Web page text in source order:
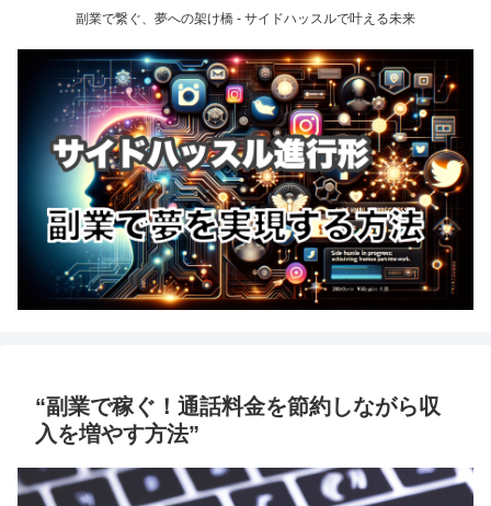
副業で繋ぐ、夢への架け橋 - サイドハッスルで叶える未来
“副業で稼ぐ！通話料金を節約しながら収
入を増やす方法”